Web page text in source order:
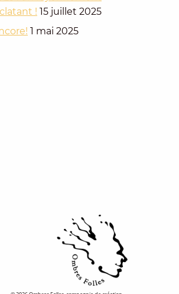
! 15 juillet 2025
1 mai 2025